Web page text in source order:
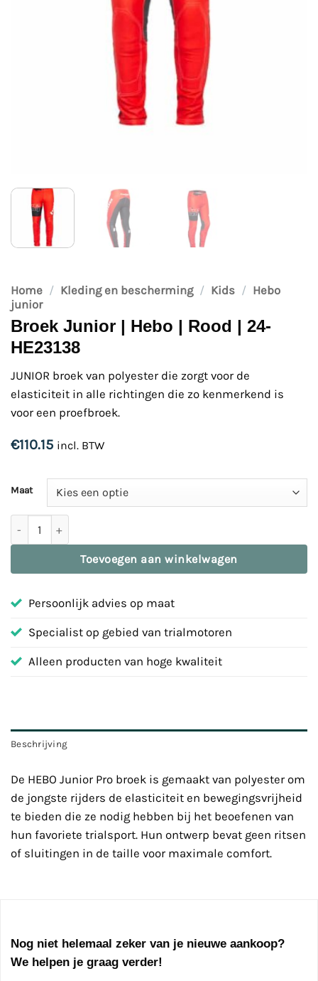
Home / Kleding en bescherming / Kids / Hebo
junior
Broek Junior | Hebo | Rood | 24-
HE23138
JUNIOR broek van polyester die zorgt voor de
elasticiteit in alle richtingen die zo kenmerkend is
voor een proefbroek.
€110.15 incl. BTW
Maat
Toevoegen aan winkelwagen
Persoonlijk advies op maat
Specialist op gebied van trialmotoren
Alleen producten van hoge kwaliteit
Beschrijving
De HEBO Junior Pro broek is gemaakt van polyester om
de jongste rijders de elasticiteit en bewegingsvrijheid
te bieden die ze nodig hebben bij het beoefenen van
hun favoriete trialsport. Hun ontwerp bevat geen ritsen
of sluitingen in de taille voor maximale comfort.
Nog niet helemaal zeker van je nieuwe aankoop?
We helpen je graag verder!